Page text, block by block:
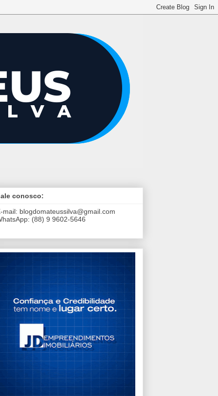
conosco:
mail: blogdomateussilva@gmail.com
(88) 9 9602-5646